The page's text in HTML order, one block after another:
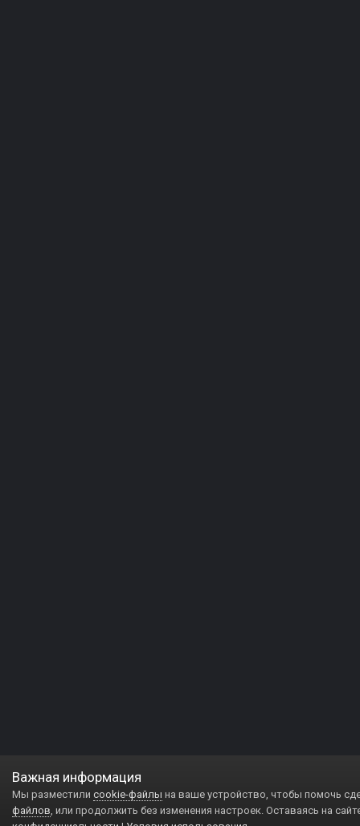
Важная информация
Мы разместили cookie-файлы на ваше устройство, чтобы помочь
файлов, или продолжить без изменения настроек. Оставаясь на